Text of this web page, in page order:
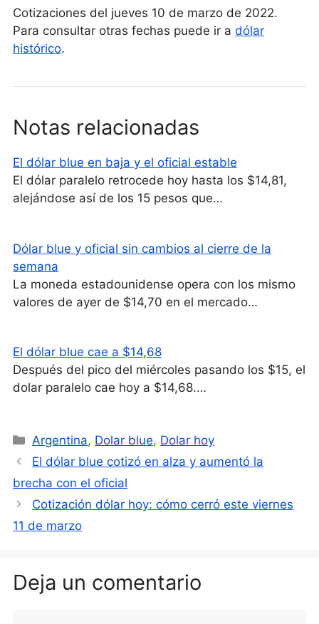
Cotizaciones del jueves 10 de marzo de 2022.
Para consultar otras fechas puede ir a dólar
histórico.
Notas relacionadas
El dólar blue en baja y el oficial estable
El dólar paralelo retrocede hoy hasta los $14,81,
alejándose así de los 15 pesos que…
Dólar blue y oficial sin cambios al cierre de la
semana
La moneda estadounidense opera con los mismo
valores de ayer de $14,70 en el mercado…
El dólar blue cae a $14,68
Después del pico del miércoles pasando los $15, el
dolar paralelo cae hoy a $14,68.…
Categorías
Argentina, Dolar blue, Dolar hoy
El dólar blue cotizó en alza y aumentó la
brecha con el oficial
Cotización dólar hoy: cómo cerró este viernes
11 de marzo
Deja un comentario